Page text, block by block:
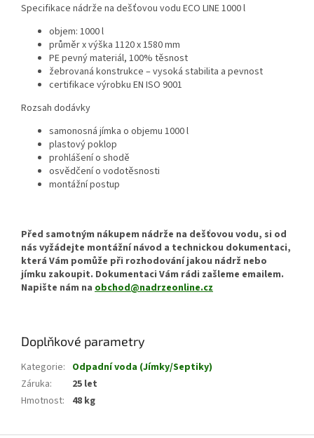
Specifikace nádrže na dešťovou vodu ECO LINE 1000 l
objem: 1000 l
průměr x výška 1120 x 1580 mm
PE pevný materiál, 100% těsnost
žebrovaná konstrukce – vysoká stabilita a pevnost
certifikace výrobku EN ISO 9001
Rozsah dodávky
samonosná jímka o objemu 1000 l
plastový poklop
prohlášení o shodě
osvědčení o vodotěsnosti
montážní postup
Před samotným nákupem nádrže na dešťovou vodu, si od
nás vyžádejte montážní návod a technickou dokumentaci,
která Vám pomůže při rozhodování jakou nádrž nebo
jímku zakoupit. Dokumentaci Vám rádi zašleme emailem.
Napište nám na obchod@nadrzeonline.cz
Doplňkové parametry
Kategorie: Odpadní voda (Jímky/Septiky)
Záruka:
25 let
Hmotnost: 48 kg